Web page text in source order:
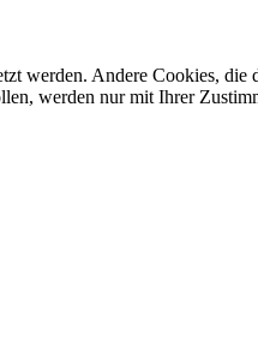
werden. Andere Cookies,
werden nur mit Ihrer